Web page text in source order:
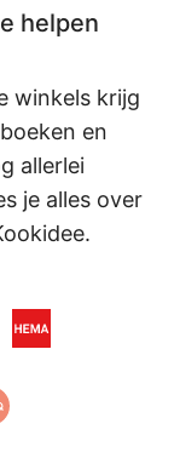
helpen
winkels krijg
en
allerlei
je alles over